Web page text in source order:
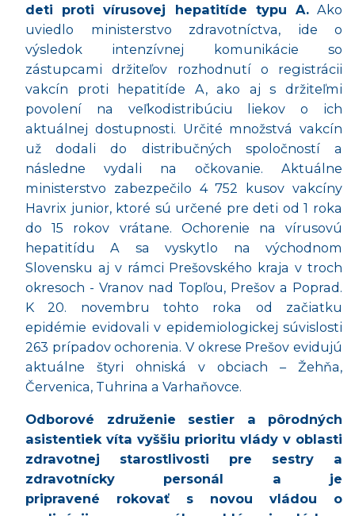
deti proti vírusovej hepatitíde typu A.Ako
uviedlo ministerstvo zdravotníctva, ide o
výsledok intenzívnej komunikácie so
zástupcami držiteľov rozhodnutí o registrácii
vakcín proti hepatitíde A, ako aj s držiteľmi
povolení na veľkodistribúciu liekov o ich
aktuálnej dostupnosti. Určité množstvá vakcín
už dodali do distribučných spoločností a
následne vydali na očkovanie. Aktuálne
ministerstvo zabezpečilo 4 752 kusov vakcíny
Havrix junior, ktoré sú určené pre deti od 1 roka
do 15 rokov vrátane. Ochorenie na vírusovú
hepatitídu A sa vyskytlo na východnom
Slovensku aj v rámci Prešovského kraja v troch
okresoch - Vranov nad Topľou, Prešov a Poprad.
K 20. novembru tohto roka od začiatku
epidémie evidovali v epidemiologickej súvislosti
263 prípadov ochorenia. V okrese Prešov evidujú
aktuálne štyri ohniská v obciach – Žehňa,
Červenica, Tuhrina a Varhaňovce.
Odborové združenie sestier a pôrodných
asistentiek víta vyššiu prioritu vlády v oblasti
zdravotnej starostlivosti pre sestry a
zdravotnícky personál a je
pripravené rokovať s novou vládou o